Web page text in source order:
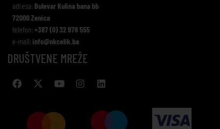
adresa: Bulevar Kulina bana bb
72000 Zenica
telefon: +387 (0) 32 978 555
e-mail: info@nkcelik.ba
DRUŠTVENE MREŽE